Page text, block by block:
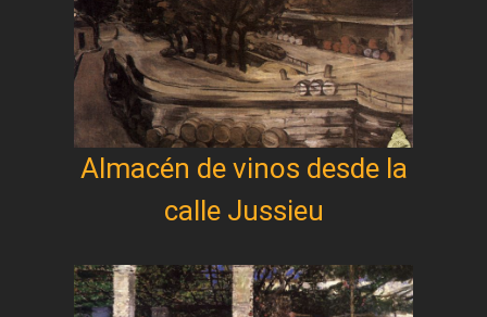
Almacén de vinos desde la
calle Jussieu